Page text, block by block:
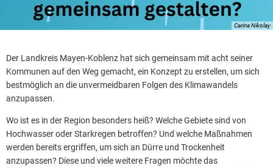
Carina Nikolay
Der Landkreis Mayen-Koblenz hat sich gemeinsam mit acht seiner
Kommunen auf den Weg gemacht, ein Konzept zu erstellen, um sich
bestmöglich an die unvermeidbaren Folgen des Klimawandels
anzupassen.
Wo ist es in der Region besonders heiß? Welche Gebiete sind von
Hochwasser oder Starkregen betroffen? Und welche Maßnahmen
werden bereits ergriffen, um sich an Dürre und Trockenheit
anzupassen? Diese und viele weitere Fragen möchte das